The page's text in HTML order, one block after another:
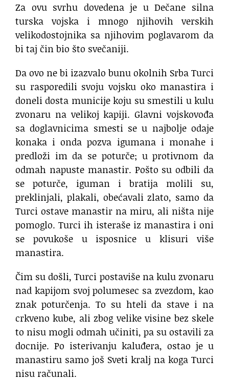
Za ovu svrhu dovedena je u Dečane silna
turska vojska i mnogo njihovih verskih
velikodostojnika sa njihovim poglavarom da
bi taj čin bio što svečaniji.
Da ovo ne bi izazvalo bunu okolnih Srba Turci
su rasporedili svoju vojsku oko manastira i
doneli dosta municije koju su smestili u kulu
zvonaru na velikoj kapiji. Glavni vojskovođa
sa doglavnicima smesti se u najbolje odaje
konaka i onda pozva igumana i monahe i
predloži im da se poturče; u protivnom da
odmah napuste manastir. Pošto su odbili da
se poturče, iguman i bratija molili su,
preklinjali, plakali, obećavali zlato, samo da
Turci ostave manastir na miru, ali ništa nije
pomoglo. Turci ih isteraše iz manastira i oni
se povukoše u isposnice u klisuri više
manastira.
Čim su došli, Turci postaviše na kulu zvonaru
nad kapijom svoj polumesec sa zvezdom, kao
znak poturčenja. To su hteli da stave i na
crkveno kube, ali zbog velike visine bez skele
to nisu mogli odmah učiniti, pa su ostavili za
docnije. Po isterivanju kaluđera, ostao je u
manastiru samo još Sveti kralj na koga Turci
nisu računali.